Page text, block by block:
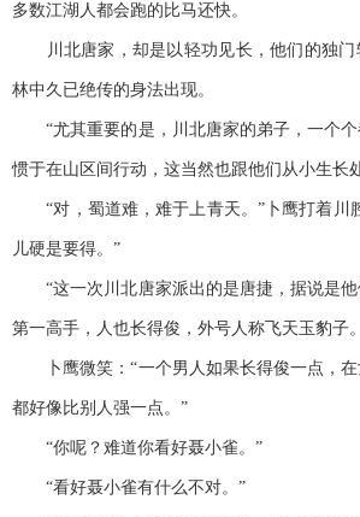
多数江湖人都会跑的比马还快。
川北唐家，却是以轻功见长，他们的独门
林中久已绝传的身法出现。
“尤其重要的是，川北唐家的弟子，一个个
惯于在山区间行动，这当然也跟他们从小生长
“对，蜀道难，难于上青天。”卜鹰打着川
儿硬是要得。”
“这一次川北唐家派出的是唐捷，据说是他
第一高手，人也长得俊，外号人称飞天玉豹子
卜鹰微笑：“一个男人如果长得俊一点，在
都好像比别人强一点。”
“你呢？难道你看好聂小雀。”
“看好聂小雀有什么不对。”